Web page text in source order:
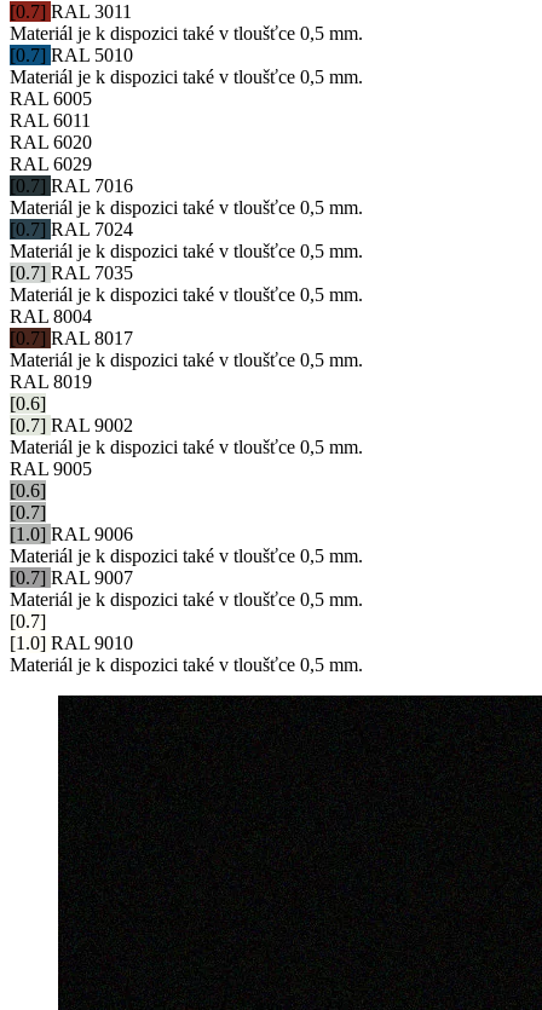
[0.7] RAL 3011
Materiál je k dispozici také v tloušťce 0,5 mm.
[0.7] RAL 5010
Materiál je k dispozici také v tloušťce 0,5 mm.
RAL 6005
RAL 6011
RAL 6020
RAL 6029
[0.7] RAL 7016
Materiál je k dispozici také v tloušťce 0,5 mm.
[0.7] RAL 7024
Materiál je k dispozici také v tloušťce 0,5 mm.
[0.7] RAL 7035
Materiál je k dispozici také v tloušťce 0,5 mm.
RAL 8004
[0.7] RAL 8017
Materiál je k dispozici také v tloušťce 0,5 mm.
RAL 8019
[0.6]
[0.7] RAL 9002
Materiál je k dispozici také v tloušťce 0,5 mm.
RAL 9005
[0.6]
[0.7]
[1.0] RAL 9006
Materiál je k dispozici také v tloušťce 0,5 mm.
[0.7] RAL 9007
Materiál je k dispozici také v tloušťce 0,5 mm.
[0.7]
[1.0] RAL 9010
Materiál je k dispozici také v tloušťce 0,5 mm.